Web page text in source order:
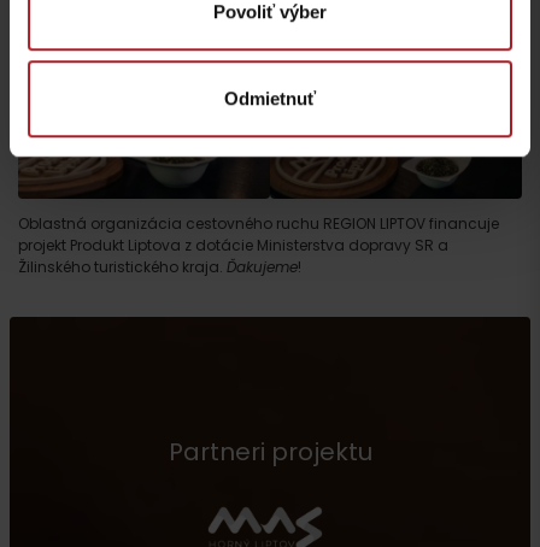
Povoliť výber
Odmietnuť
Oblastná organizácia cestovného ruchu REGION LIPTOV financuje
projekt Produkt Liptova z dotácie Ministerstva dopravy SR a
Žilinského turistického kraja. Ďakujeme!
Partneri projektu